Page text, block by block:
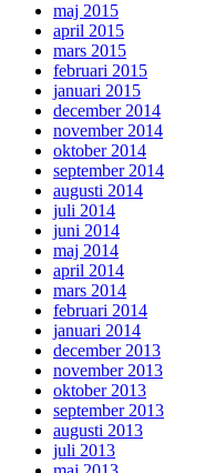
maj 2015
april 2015
mars 2015
februari 2015
januari 2015
december 2014
november 2014
oktober 2014
september 2014
augusti 2014
juli 2014
juni 2014
maj 2014
april 2014
mars 2014
februari 2014
januari 2014
december 2013
november 2013
oktober 2013
september 2013
augusti 2013
juli 2013